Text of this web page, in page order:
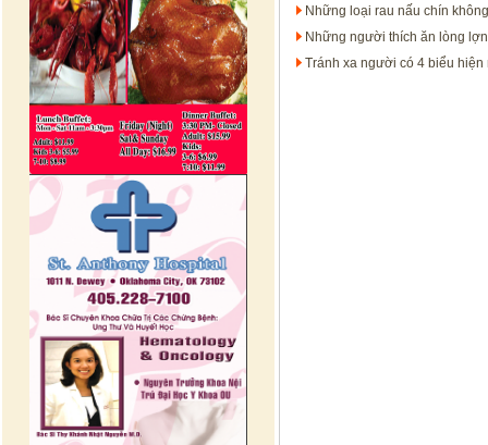
Những loại rau nấu chín
Những người thích ăn lòng
Tránh xa người có 4 biểu hiện